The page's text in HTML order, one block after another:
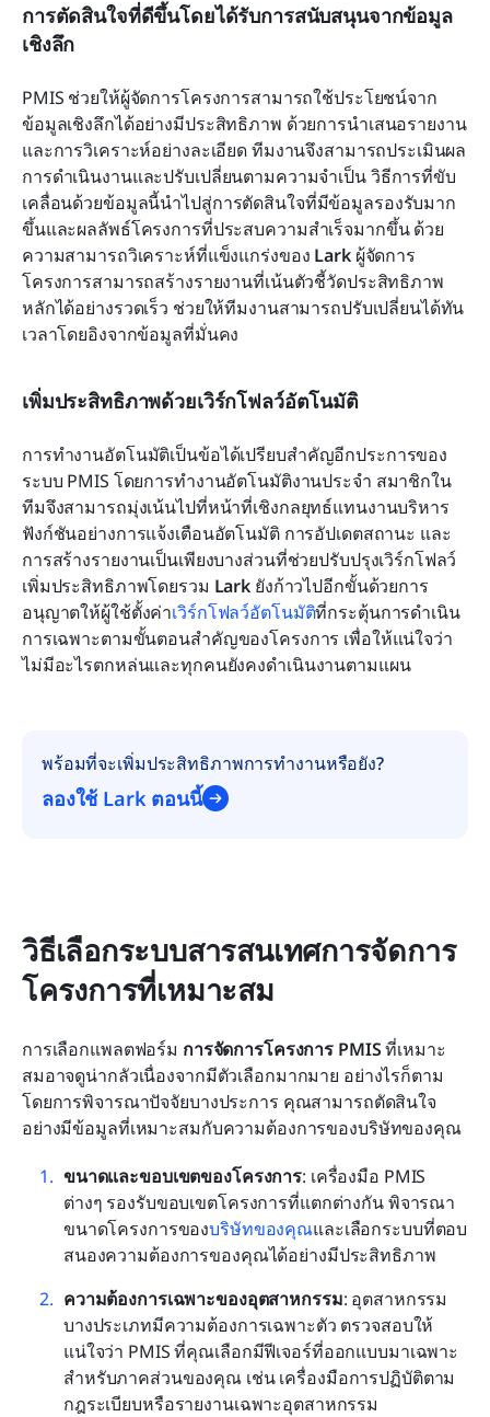
การตัดสินใจที่ดีขึ้นโดยได้รับการสนับสนุนจากข้อมูล
เชิงลึก
PMIS ช่วยให้ผู้จัดการโครงการสามารถใช้ประโยชน์จาก
ข้อมูลเชิงลึกได้อย่างมีประสิทธิภาพ ด้วยการนำเสนอรายงาน
และการวิเคราะห์อย่างละเอียด ทีมงานจึงสามารถประเมินผล
การดำเนินงานและปรับเปลี่ยนตามความจำเป็น วิธีการที่ขับ
เคลื่อนด้วยข้อมูลนี้นำไปสู่การตัดสินใจที่มีข้อมูลรองรับมาก
ขึ้นและผลลัพธ์โครงการที่ประสบความสำเร็จมากขึ้น ด้วย
ความสามารถวิเคราะห์ที่แข็งแกร่งของ Lark ผู้จัดการ
โครงการสามารถสร้างรายงานที่เน้นตัวชี้วัดประสิทธิภาพ
หลักได้อย่างรวดเร็ว ช่วยให้ทีมงานสามารถปรับเปลี่ยนได้ทัน
เวลาโดยอิงจากข้อมูลที่มั่นคง
เพิ่มประสิทธิภาพด้วยเวิร์กโฟลว์อัตโนมัติ
การทำงานอัตโนมัติเป็นข้อได้เปรียบสำคัญอีกประการของ
ระบบ PMIS โดยการทำงานอัตโนมัติงานประจำ สมาชิกใน
ทีมจึงสามารถมุ่งเน้นไปที่หน้าที่เชิงกลยุทธ์แทนงานบริหาร
ฟังก์ชันอย่างการแจ้งเตือนอัตโนมัติ การอัปเดตสถานะ และ
การสร้างรายงานเป็นเพียงบางส่วนที่ช่วยปรับปรุงเวิร์กโฟลว์
เพิ่มประสิทธิภาพโดยรวม Lark ยังก้าวไปอีกขั้นด้วยการ
อนุญาตให้ผู้ใช้ตั้งค่าเวิร์กโฟลว์อัตโนมัติที่กระตุ้นการดำเนิน
การเฉพาะตามขั้นตอนสำคัญของโครงการ เพื่อให้แน่ใจว่า
ไม่มีอะไรตกหล่นและทุกคนยังคงดำเนินงานตามแผน
พร้อมที่จะเพิ่มประสิทธิภาพการทำงานหรือยัง?
ลองใช้ Lark ตอนนี้
วิธีเลือกระบบสารสนเทศการจัดการ
โครงการที่เหมาะสม
การเลือกแพลตฟอร์ม การจัดการโครงการ PMIS ที่เหมาะ
สมอาจดูน่ากลัวเนื่องจากมีตัวเลือกมากมาย อย่างไรก็ตาม
โดยการพิจารณาปัจจัยบางประการ คุณสามารถตัดสินใจ
อย่างมีข้อมูลที่เหมาะสมกับความต้องการของบริษัทของคุณ
ขนาดและขอบเขตของโครงการ: เครื่องมือ PMIS
ต่างๆ รองรับขอบเขตโครงการที่แตกต่างกัน พิจารณา
ขนาดโครงการของบริษัทของคุณและเลือกระบบที่ตอบ
สนองความต้องการของคุณได้อย่างมีประสิทธิภาพ
ความต้องการเฉพาะของอุตสาหกรรม: อุตสาหกรรม
บางประเภทมีความต้องการเฉพาะตัว ตรวจสอบให้
แน่ใจว่า PMIS ที่คุณเลือกมีฟีเจอร์ที่ออกแบบมาเฉพาะ
สำหรับภาคส่วนของคุณ เช่น เครื่องมือการปฏิบัติตาม
กฎระเบียบหรือรายงานเฉพาะอุตสาหกรรม